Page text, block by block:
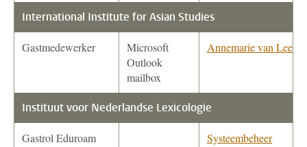
International Institute for Asian Studies
Gastmedewerker
Microsoft
Outlook
mailbox
Annemarie van
Instituut voor Nederlandse Lexicologie
Gastrol Eduroam Systeembeheer